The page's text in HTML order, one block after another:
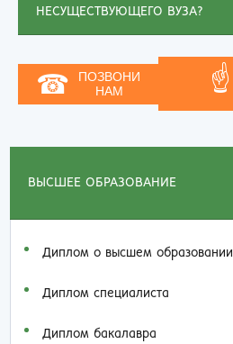
ВЫСШЕЕ ОБРАЗОВАНИЕ
Диплом о высшем образовании
Диплом специалиста
Диплом бакалавра
НЕСУЩЕСТВУЮЩЕГО ВУЗА?
☎
ПОЗВОНИ
НАМ
☝